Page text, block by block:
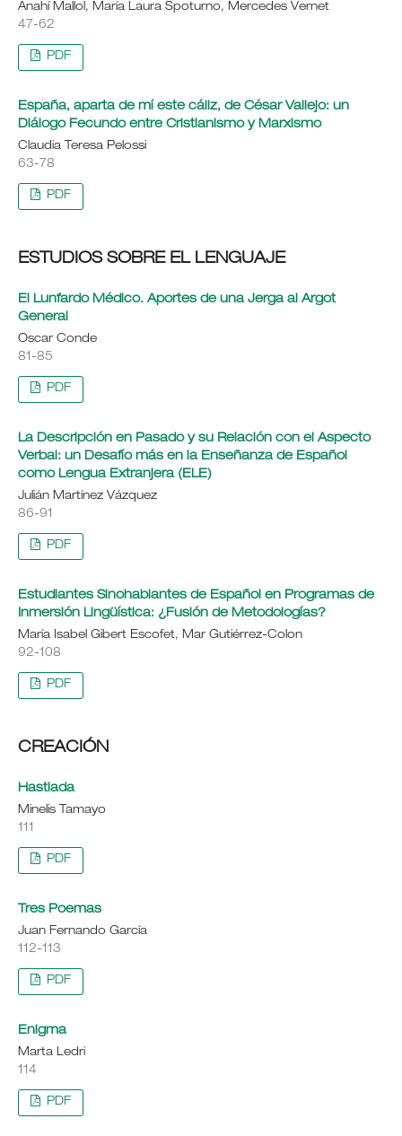
Anahí Mallol, María Laura Spoturno, Mercedes Vernet
47-62
PDF
España, aparta de mí este cáliz, de César Vallejo: un
Diálogo Fecundo entre Cristianismo y Marxismo
Claudia Teresa Pelossi
63-78
PDF
ESTUDIOS SOBRE EL LENGUAJE
El Lunfardo Médico. Aportes de una Jerga al Argot
General
Oscar Conde
81-85
PDF
La Descripción en Pasado y su Relación con el Aspecto
Verbal: un Desafío más en la Enseñanza de Español
como Lengua Extranjera (ELE)
Julián Martínez Vázquez
86-91
PDF
Estudiantes Sinohablantes de Español en Programas de
Inmersión Lingüística: ¿Fusión de Metodologías?
María Isabel Gibert Escofet, Mar Gutiérrez-Colon
92-108
PDF
CREACIÓN
Hastiada
Minelis Tamayo
111
PDF
Tres Poemas
Juan Fernando García
112-113
PDF
Enigma
Marta Ledri
114
PDF